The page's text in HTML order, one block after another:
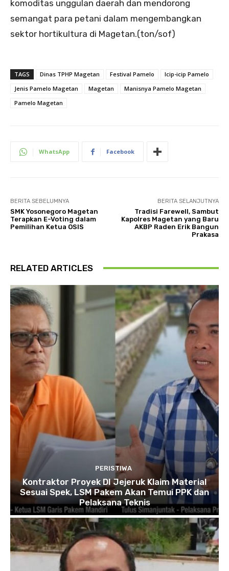
komoditas unggulan daerah dan mendorong
semangat para petani dalam mengembangkan
sektor hortikultura di Magetan.(ton/sof)
TAGS Dinas TPHP Magetan Festival Pamelo
Icip-icip Pamelo
Jenis Pamelo Magetan
Magetan
Manisnya Pamelo Magetan
Pamelo Magetan
WhatsApp Facebook
BERITA SEBELUMNYA
SMK Yosonegoro Magetan
Terapkan E-Voting dalam
Pemilihan Ketua OSIS
BERITA SELANJUTNYA
Tradisi Farewell, Sambut
Kapolres Magetan yang Baru
AKBP Raden Erik Bangun
Prakasa
RELATED ARTICLES
PERISTIWA
Kontraktor Proyek DI Jejeruk Klaim Material
Sesuai Spek, LSM Pakem Akan Temui PPK dan
Pelaksana Teknis